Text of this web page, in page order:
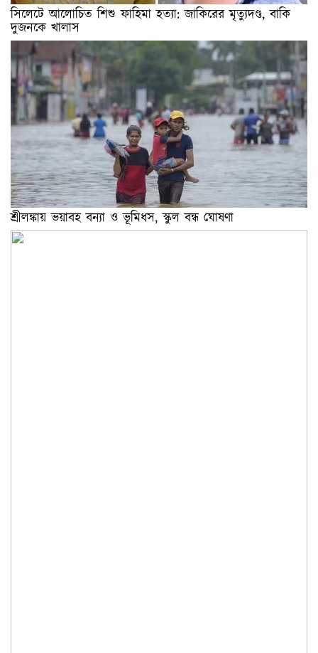
সিলেটে আলোচিত শিশু ফাহিমা হত্যা: জাকিরের মৃত্যুদণ্ড, বাকি
দুজনকে খালাস
শ্রীলঙ্কায় ভয়াবহ বন্যা ও ভূমিধস, স্কুল বন্ধ ঘোষণা